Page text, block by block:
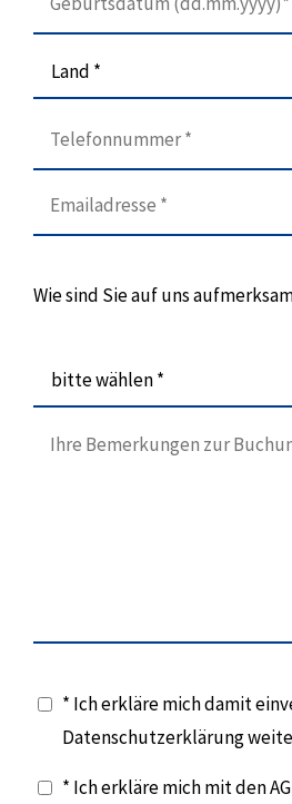
Land *
Wie sind Sie auf uns
bitte wählen *
* Ich erkläre mich damit
Datenschutzerklärung
* Ich erkläre mich mit den